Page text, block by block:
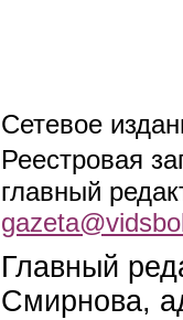
Сетевое
Реестровая
главный
Главный
Смирнова,